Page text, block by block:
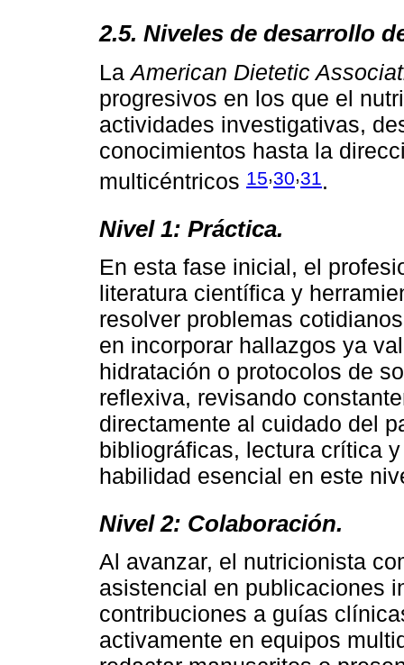
2.5. Niveles de desarrollo
LaAmerican Dietetic
progresivos en los que el
actividades investigativas,
conocimientos hasta la
multicéntricos 15,30,31 .
Nivel 1: Práctica.
En esta fase inicial, el
literatura científica y
resolver problemas
en incorporar hallazgos ya
hidratación o protocolos de
reflexiva, revisando
directamente al cuidado del
bibliográficas, lectura crítica
habilidad esencial en este
Nivel 2: Colaboración.
Al avanzar, el nutricionista
asistencial en publicaciones
contribuciones a guías
activamente en equipos